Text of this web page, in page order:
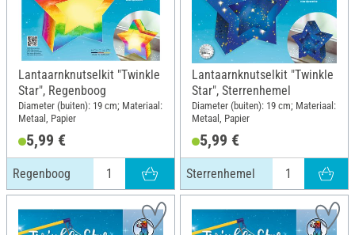
Lantaarnknutselkit "Twinkle
Star", Regenboog
Diameter (buiten): 19 cm; Materiaal:
Metaal, Papier
5,99 €
Regenboog
Lantaarnknutselkit "Twinkle
Star", Sterrenhemel
Diameter (buiten): 19 cm; Materiaal:
Metaal, Papier
5,99 €
Sterrenhemel